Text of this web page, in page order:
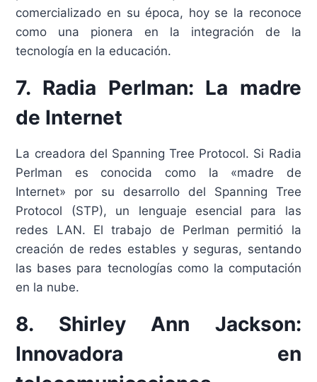
comercializado en su época, hoy se la reconoce
como una pionera en la integración de la
tecnología en la educación.
7. Radia Perlman: La madre
de Internet
La creadora del Spanning Tree Protocol. Si Radia
Perlman es conocida como la «madre de
Internet» por su desarrollo del Spanning Tree
Protocol (STP), un lenguaje esencial para las
redes LAN. El trabajo de Perlman permitió la
creación de redes estables y seguras, sentando
las bases para tecnologías como la computación
en la nube.
8. Shirley Ann Jackson:
Innovadora en